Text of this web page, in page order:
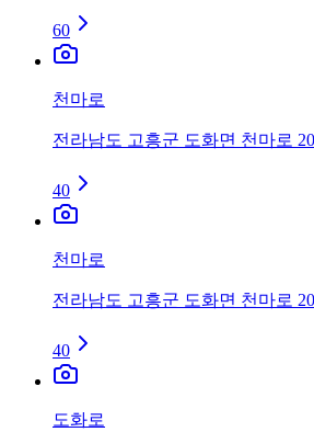
60
천마로
전라남도 고흥군 도화면 천마로
40
천마로
전라남도 고흥군 도화면 천마로
40
도화로